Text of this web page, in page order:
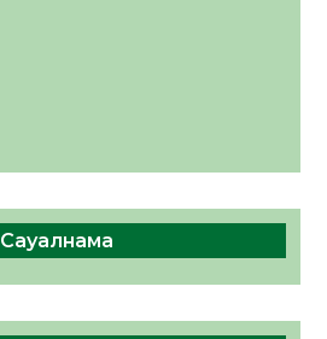
Сауалнама